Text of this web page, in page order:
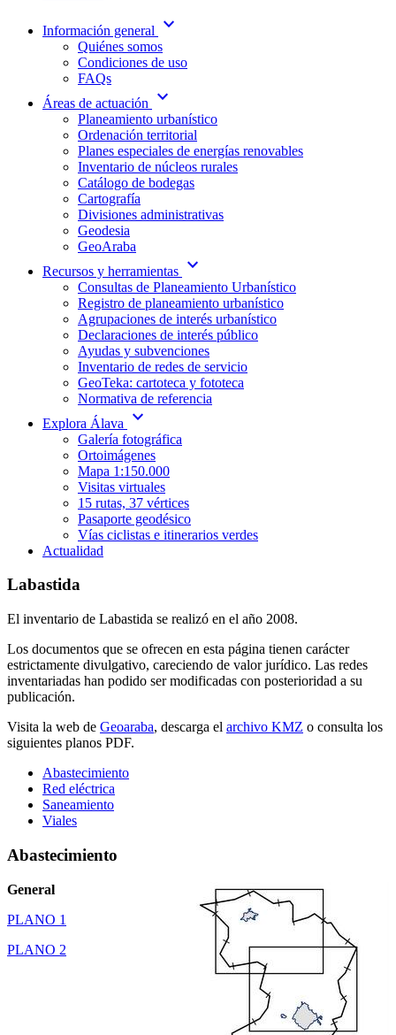
Información general expand_more
Quiénes somos
Condiciones de uso
FAQs
Áreas de actuación
expand_more
Planeamiento urbanístico
Ordenación territorial
Planes especiales de energías renovables
Inventario de núcleos rurales
Catálogo de bodegas
Cartografía
Divisiones administrativas
Geodesia
GeoAraba
Recursos y herramientas expand_more
Consultas de Planeamiento Urbanístico
Registro de planeamiento urbanístico
Agrupaciones de interés urbanístico
Declaraciones de interés público
Ayudas y subvenciones
Inventario de redes de servicio
GeoTeka: cartoteca y fototeca
Normativa de referencia
Explora Álava
expand_more
Galería fotográfica
Ortoimágenes
Mapa 1:150.000
Visitas virtuales
15 rutas, 37 vértices
Pasaporte geodésico
Vías ciclistas e itinerarios verdes
Actualidad
Labastida
El inventario de Labastida se realizó en el año 2008.
Los documentos que se ofrecen en esta página tienen carácter
estrictamente divulgativo, careciendo de valor jurídico. Las redes
inventariadas han podido ser modificadas con posterioridad a su
publicación.
Visita la web de Geoaraba, descarga el archivo KMZ o consulta los
siguientes planos PDF.
Abastecimiento
Red eléctrica
Saneamiento
Viales
Abastecimiento
General
PLANO 1
PLANO 2